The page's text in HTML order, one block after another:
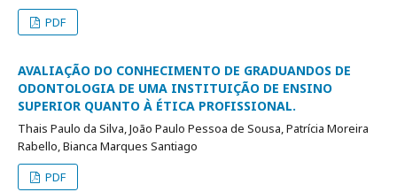
PDF
AVALIAÇÃO DO CONHECIMENTO DE GRADUANDOS DE
ODONTOLOGIA DE UMA INSTITUIÇÃO DE ENSINO
SUPERIOR QUANTO À ÉTICA PROFISSIONAL.
Thais Paulo da Silva, João Paulo Pessoa de Sousa, Patrícia Moreira
Rabello, Bianca Marques Santiago
PDF